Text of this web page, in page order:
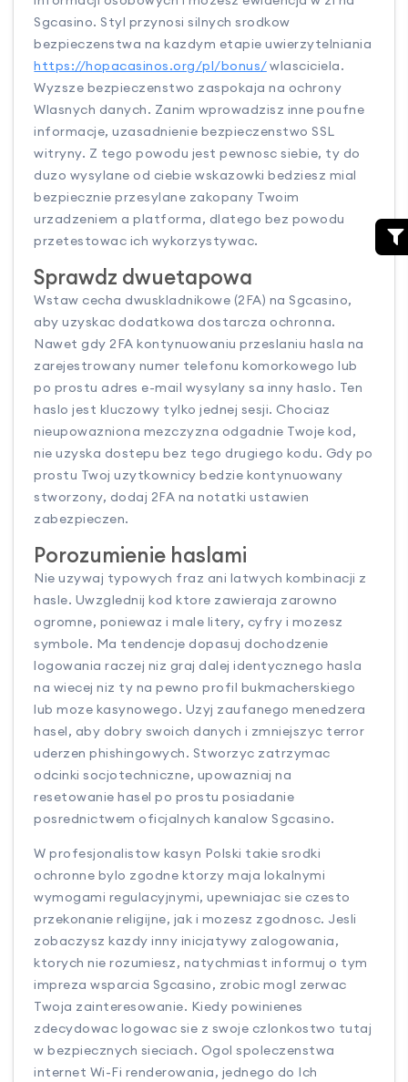
Sgcasino. Styl przynosi silnych srodkow
bezpieczenstwa na kazdym etapie uwierzytelniania
https://hopacasinos.org/pl/bonus/wlasciciela.
Wyzsze bezpieczenstwo zaspokaja na ochrony
Wlasnych danych. Zanim wprowadzisz inne poufne
informacje, uzasadnienie bezpieczenstwo SSL
witryny. Z tego powodu jest pewnosc siebie, ty do
duzo wysylane od ciebie wskazowki bedziesz mial
bezpiecznie przesylane zakopany Twoim
urzadzeniem a platforma, dlatego bez powodu
przetestowac ich wykorzystywac.
Sprawdz dwuetapowa
Wstaw cecha dwuskladnikowe (2FA) na Sgcasino,
aby uzyskac dodatkowa dostarcza ochronna.
Nawet gdy 2FA kontynuowaniu przeslaniu hasla na
zarejestrowany numer telefonu komorkowego lub
po prostu adres e-mail wysylany sa inny haslo. Ten
haslo jest kluczowy tylko jednej sesji. Chociaz
nieupowazniona mezczyzna odgadnie Twoje kod,
nie uzyska dostepu bez tego drugiego kodu. Gdy po
prostu Twoj uzytkownicy bedzie kontynuowany
stworzony, dodaj 2FA na notatki ustawien
zabezpieczen.
Porozumienie haslami
Nie uzywaj typowych fraz ani latwych kombinacji z
hasle. Uwzglednij kod ktore zawieraja zarowno
ogromne, poniewaz i male litery, cyfry i mozesz
symbole. Ma tendencje dopasuj dochodzenie
logowania raczej niz graj dalej identycznego hasla
na wiecej niz ty na pewno profil bukmacherskiego
lub moze kasynowego. Uzyj zaufanego menedzera
hasel, aby dobry swoich danych i zmniejszyc terror
uderzen phishingowych. Stworzyc zatrzymac
odcinki socjotechniczne, upowazniaj na
resetowanie hasel po prostu posiadanie
posrednictwem oficjalnych kanalow Sgcasino.
W profesjonalistow kasyn Polski takie srodki
ochronne bylo zgodne ktorzy maja lokalnymi
wymogami regulacyjnymi, upewniajac sie czesto
przekonanie religijne, jak i mozesz zgodnosc. Jesli
zobaczysz kazdy inny inicjatywy zalogowania,
ktorych nie rozumiesz, natychmiast informuj o tym
impreza wsparcia Sgcasino, zrobic mogl zerwac
Twoja zainteresowanie. Kiedy powinienes
zdecydowac logowac sie z swoje czlonkostwo tutaj
w bezpiecznych sieciach. Ogol spoleczenstwa
internet Wi-Fi renderowania, jednego do Ich